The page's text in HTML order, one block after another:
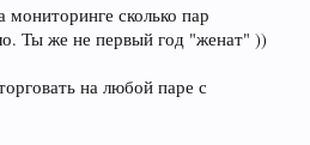
сколько пар
Ты же не первый год "женат" ))
на любой паре с